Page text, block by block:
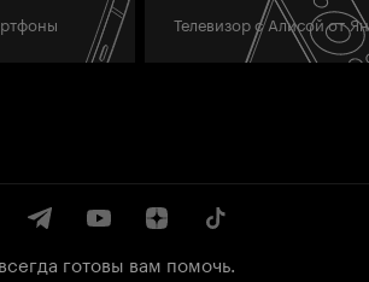
Телевизор с Алисой от
готовы вам помочь.